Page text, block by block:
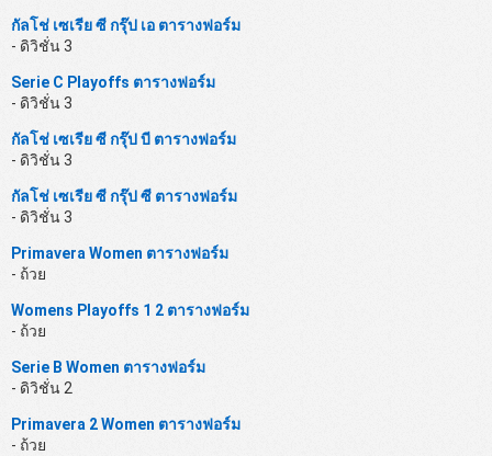
กัลโช่ เซเรีย ซี กรุ๊ป เอ ตารางฟอร์ม
- ดิวิชั่น 3
Serie C Playoffs ตารางฟอร์ม
- ดิวิชั่น 3
กัลโช่ เซเรีย ซี กรุ๊ป บี ตารางฟอร์ม
- ดิวิชั่น 3
กัลโช่ เซเรีย ซี กรุ๊ป ซี ตารางฟอร์ม
- ดิวิชั่น 3
Primavera Women ตารางฟอร์ม
- ถ้วย
Womens Playoffs 1 2 ตารางฟอร์ม
- ถ้วย
Serie B Women ตารางฟอร์ม
- ดิวิชั่น 2
Primavera 2 Women ตารางฟอร์ม
- ถ้วย